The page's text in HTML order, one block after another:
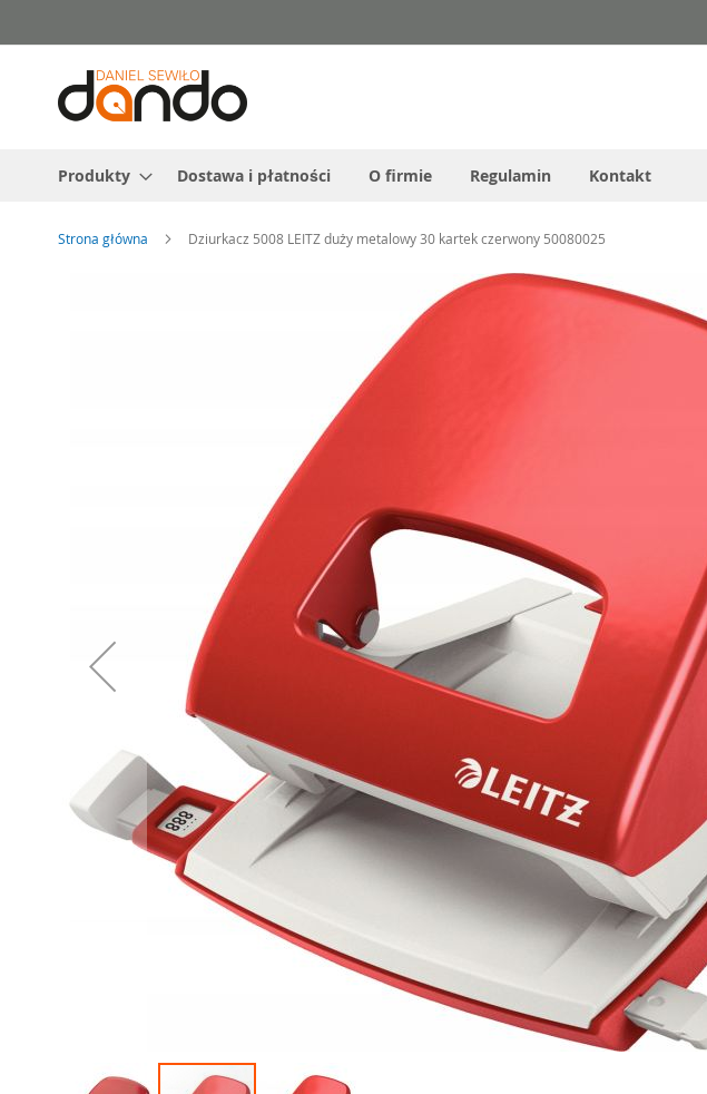
do
treści
Produkty Dostawa i płatności O firmie Regulamin Kontakt
Strona główna Dziurkacz 5008 LEITZ duży metalowy 30 kartek czerwony 50080025